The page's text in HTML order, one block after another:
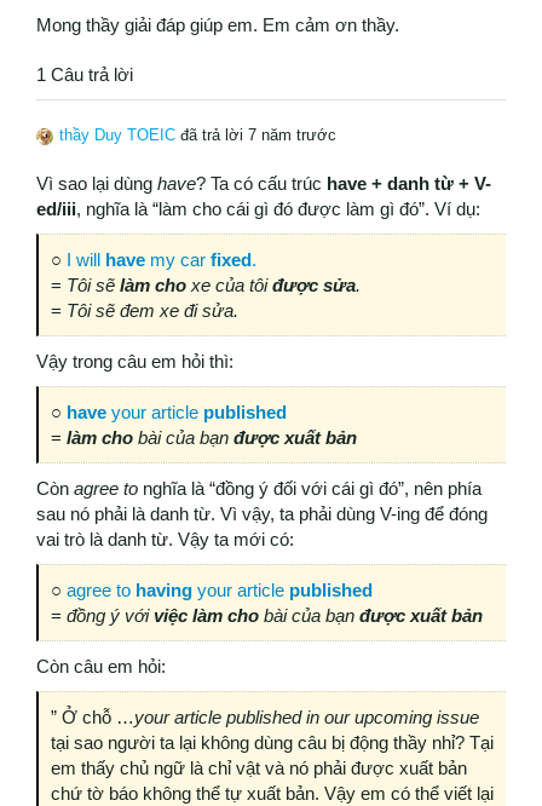
Mong thầy giải đáp giúp em. Em cảm ơn thầy.
1 Câu trả lời
thầy Duy TOEIC đã trả lời 7 năm trước
Vì sao lại dùng have? Ta có cấu trúc have + danh từ + V-
ed/iii, nghĩa là “làm cho cái gì đó được làm gì đó”. Ví dụ:
○ I will have my car fixed.
= Tôi sẽ làm cho xe của tôiđược sửa.
= Tôi sẽ đem xe đi sửa.
Vậy trong câu em hỏi thì:
○ have your article published
= làm cho bài của bạn được xuất bản
Còn agree to nghĩa là “đồng ý đối với cái gì đó”, nên phía
sau nó phải là danh từ. Vì vậy, ta phải dùng V-ing để đóng
vai trò là danh từ. Vậy ta mới có:
○ agree to having your article published
= đồng ý vớiviệc làm cho bài của bạn được xuất bản
Còn câu em hỏi:
” Ở chỗ …your article published in our upcoming issue
tại sao người ta lại không dùng câu bị động thầy nhỉ? Tại
em thấy chủ ngữ là chỉ vật và nó phải được xuất bản
chứ tờ báo không thể tự xuất bản. Vậy em có thể viết lại